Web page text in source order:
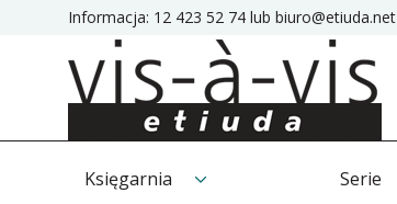
Informacja: 12 423 52 74 lub biuro@etiuda.net
Księgarnia Serie